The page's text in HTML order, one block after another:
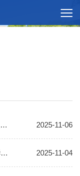
电子信息工程学院2025年研究生优秀科技创新团队奖学金评审通知 2025-11-06
电子信息工程学院2025年11月北航优秀毕业生（研究生）申请人材料和推荐结果公示 2025-11-04